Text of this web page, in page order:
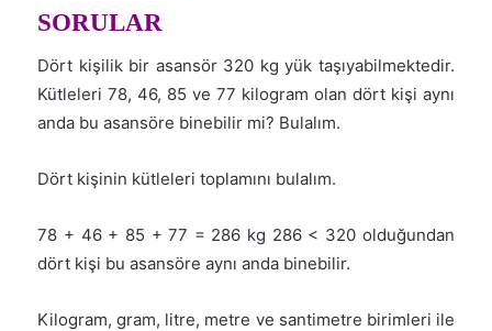
SORULAR
Dört kişilik bir asansör 320 kg yük taşıyabilmektedir.
Kütleleri 78, 46, 85 ve 77 kilogram olan dört kişi aynı
anda bu asansöre binebilir mi? Bulalım.
Dört kişinin kütleleri toplamını bulalım.
78 + 46 + 85 + 77 = 286 kg 286 < 320 olduğundan
dört kişi bu asansöre aynı anda binebilir.
Kilogram, gram, litre, metre ve santimetre birimleri ile